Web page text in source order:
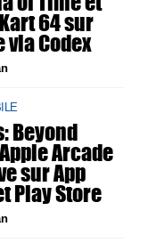
64 sur
via Codex
Beyond
Arcade
sur App
Play Store